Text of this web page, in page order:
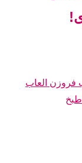
فروزن العاب
طبخ